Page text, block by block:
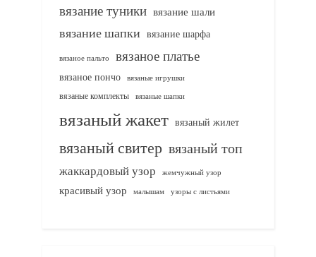
вязание туники вязание шали
вязание шапки вязание шарфа
вязаное пальто вязаное платье
вязаное пончо вязаные игрушки
вязаные комплекты
вязаные шапки
вязаный жакет вязаный жилет
вязаный свитер вязаный топ
жаккардовый узор жемчужный узор
красивый узор малышам узоры с листьями